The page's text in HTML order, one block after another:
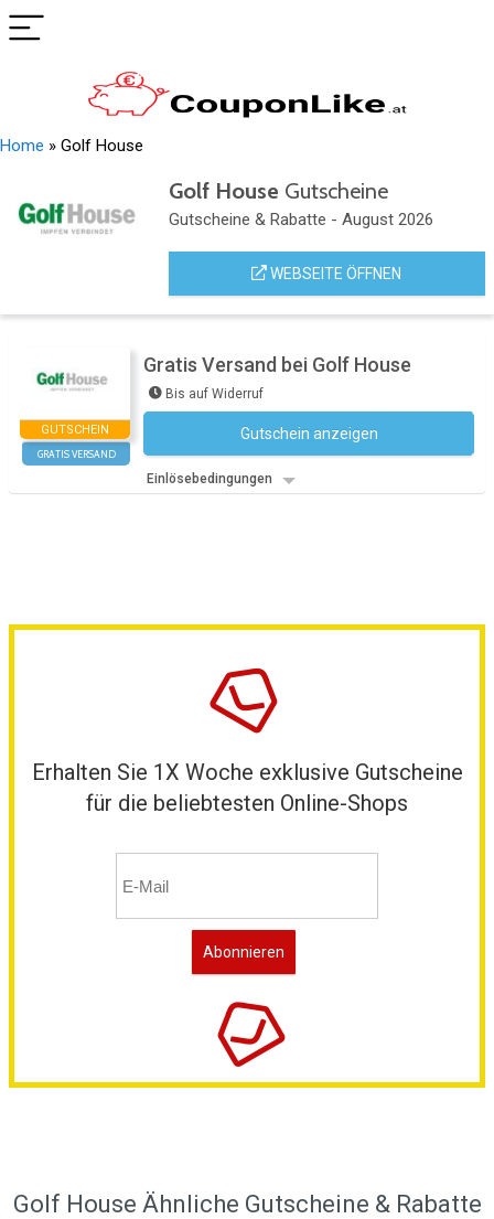
Home » Golf House
Golf House Gutscheine
Gutscheine & Rabatte - August 2026
WEBSEITE ÖFFNEN
GUTSCHEIN
GRATIS VERSAND
Gratis Versand bei Golf House
Bis auf Widerruf
Gutschein anzeigen
Einlösebedingungen
Erhalten Sie 1X Woche exklusive Gutscheine
für die beliebtesten Online-Shops
Golf House Ähnliche Gutscheine & Rabatte